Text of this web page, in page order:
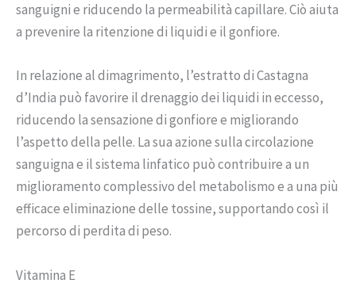
sanguigni e riducendo la permeabilità capillare. Ciò aiuta
a prevenire la ritenzione di liquidi e il gonfiore.
In relazione al dimagrimento, l’estratto di Castagna
d’India può favorire il drenaggio dei liquidi in eccesso,
riducendo la sensazione di gonfiore e migliorando
l’aspetto della pelle. La sua azione sulla circolazione
sanguigna e il sistema linfatico può contribuire a un
miglioramento complessivo del metabolismo e a una più
efficace eliminazione delle tossine, supportando così il
percorso di perdita di peso.
Vitamina E